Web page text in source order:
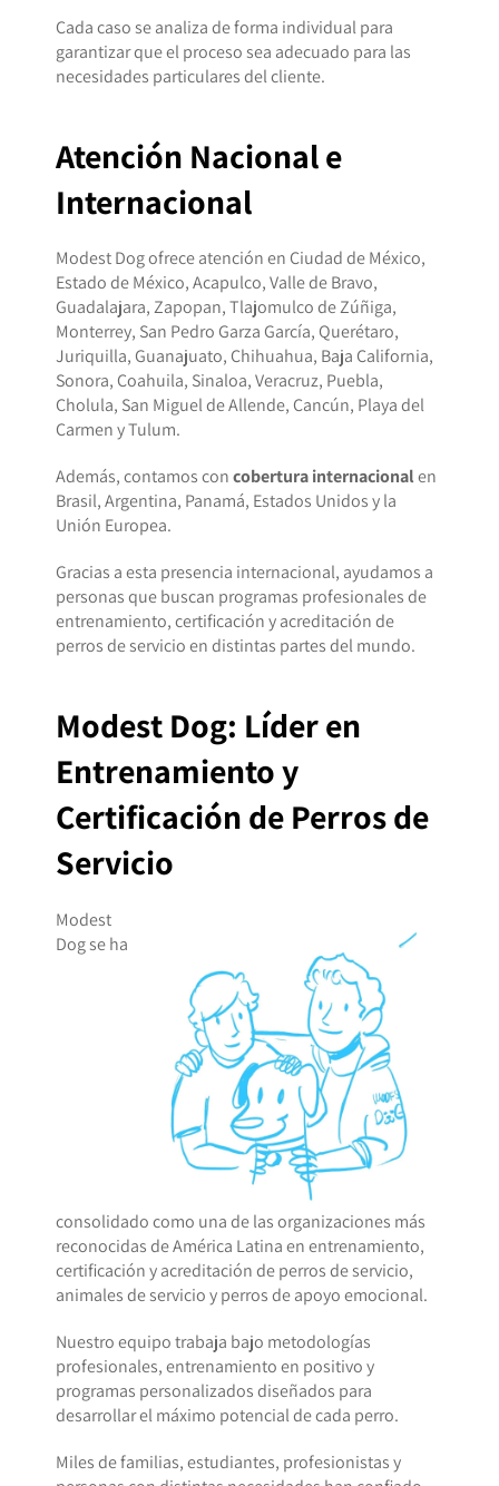
Cada caso se analiza de forma individual para
garantizar que el proceso sea adecuado para las
necesidades particulares del cliente.
Atención Nacional e
Internacional
Modest Dog ofrece atención en Ciudad de México,
Estado de México, Acapulco, Valle de Bravo,
Guadalajara, Zapopan, Tlajomulco de Zúñiga,
Monterrey, San Pedro Garza García, Querétaro,
Juriquilla, Guanajuato, Chihuahua, Baja California,
Sonora, Coahuila, Sinaloa, Veracruz, Puebla,
Cholula, San Miguel de Allende, Cancún, Playa del
Carmen y Tulum.
Además, contamos concobertura internacionalen
Brasil, Argentina, Panamá, Estados Unidos y la
Unión Europea.
Gracias a esta presencia internacional, ayudamos a
personas que buscan programas profesionales de
entrenamiento, certificación y acreditación de
perros de servicio en distintas partes del mundo.
Modest Dog: Líder en
Entrenamiento y
Certificación de Perros de
Servicio
Modest
Dog se ha
consolidado como una de las organizaciones más
reconocidas de América Latina en entrenamiento,
certificación y acreditación de perros de servicio,
animales de servicio y perros de apoyo emocional.
Nuestro equipo trabaja bajo metodologías
profesionales, entrenamiento en positivo y
programas personalizados diseñados para
desarrollar el máximo potencial de cada perro.
Miles de familias, estudiantes, profesionistas y